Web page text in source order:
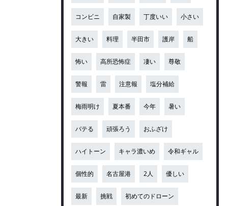
コンビニ 自家製 丁度いい 小さい
大きい 料理 半田市 護岸 船
怖い 高所恐怖症 凄い 尊敬
警報 雷 注意報 塩分補給
梅雨明け 夏本番 今年 暑い
バテる 頑張ろう おふざけ
ハイトーン キャラ濃いめ 令和ギャル
個性的 名古屋港 2人 優しい
最新 挑戦 初めてのドローン